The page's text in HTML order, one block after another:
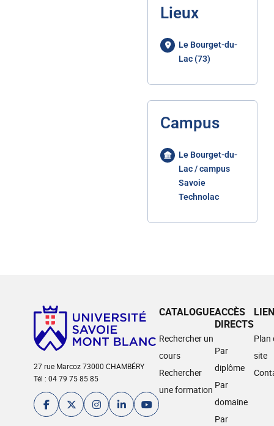
Lieux
Le Bourget-du-
Lac (73)
Campus
Le Bourget-du-
Lac / campus
Savoie
Technolac
27 rue Marcoz 73000 CHAMBÉRY
Tél : 04 79 75 85 85
CATALOGUE
Rechercher un
cours
Rechercher
une formation
ACCÈS
DIRECTS
Par
diplôme
Par
domaine
Par
Plan
site